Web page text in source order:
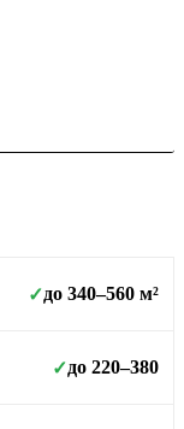
✓до 340–560 м²
✓до 220–380